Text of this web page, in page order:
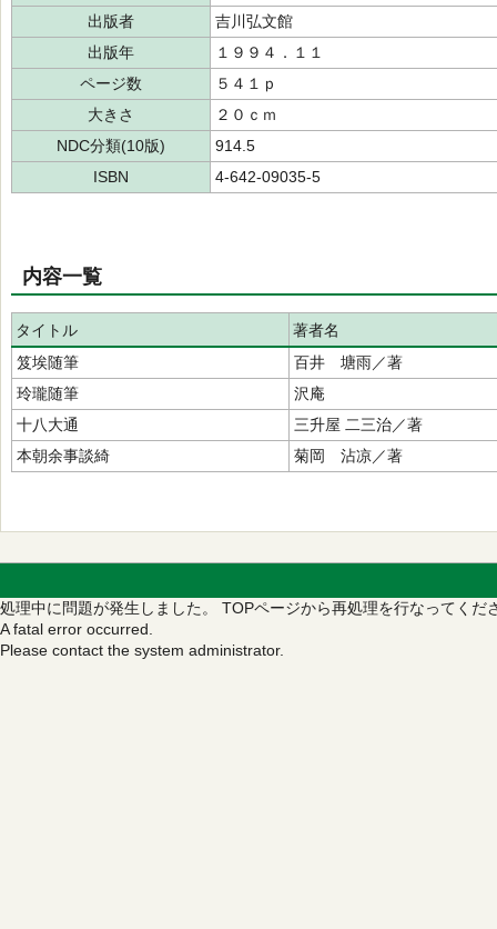
出版者
吉川弘文館
出版年
１９９４．１１
ページ数
５４１ｐ
大きさ
２０ｃｍ
NDC分類(10版)
914.5
ISBN
4-642-09035-5
内容一覧
タイトル
著者名
笈埃随筆
百井 塘雨／著
玲瓏随筆
沢庵
十八大通
三升屋 二三治／著
本朝余事談綺
菊岡 沾凉／著
処理中に問題が発生しました。 TOPページから再処理を行なってくだ
A fatal error occurred.
Please contact the system administrator.